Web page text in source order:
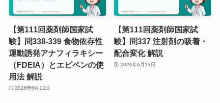
【第111回薬剤師国家試
験】問338-339 食物依存性
運動誘発アナフィラキシー
（FDEIA）とエピペンの使
用法 解説
2026年6月13日
【第111回薬剤師国家試
験】問337 注射剤の吸着・
配合変化 解説
2026年6月13日